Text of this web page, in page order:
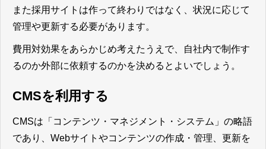
また採用サイトは作って終わりではなく、状況に応じて
管理や更新する必要があります。
費用対効果をあらかじめ考えたうえで、自社内で制作す
るのか外部に依頼するのかを決めるとよいでしょう。
CMSを利用する
CMSは「コンテンツ・マネジメント・システム」の略語
であり、Webサイトやコンテンツの作成・管理、更新を